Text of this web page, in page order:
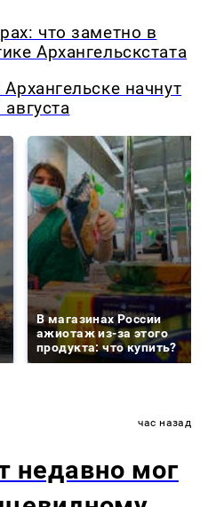
что заметно в
Архангельскстата
начнут
В магазинах России
ажиотаж из-за этого
продукта: что купить?
час назад
недавно мог